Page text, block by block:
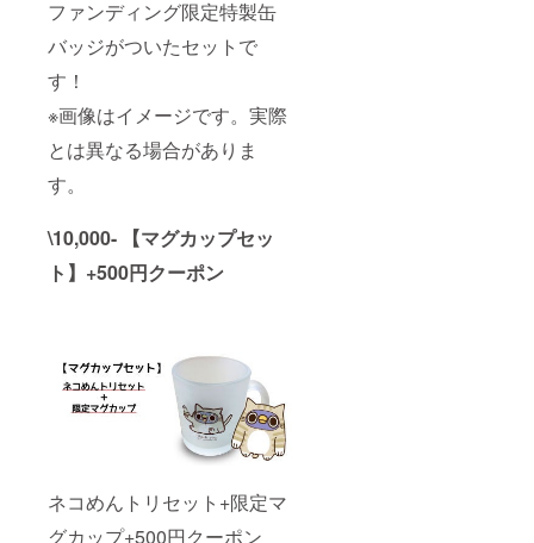
ファンディング限定特製缶
バッジがついたセットで
す！
※画像はイメージです。実際
とは異なる場合がありま
す。
\10,000- 【マグカップセッ
ト】+500円クーポン
ネコめんトリセット+限定マ
グカップ+500円クーポン